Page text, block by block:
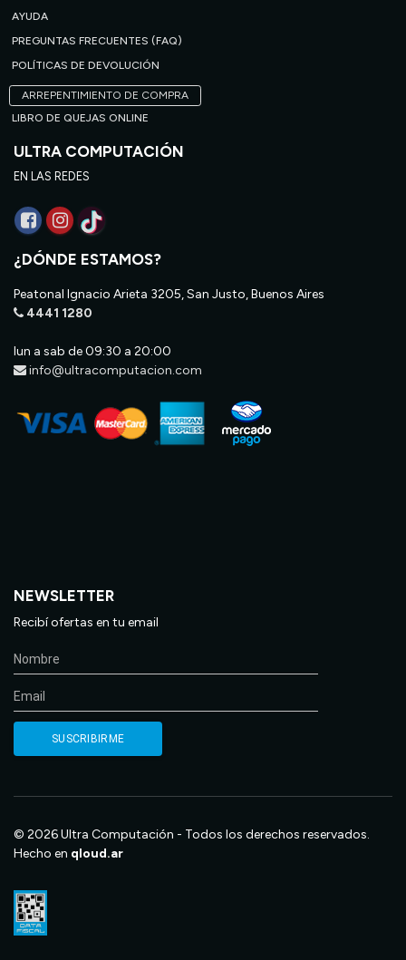
AYUDA
PREGUNTAS FRECUENTES (FAQ)
POLÍTICAS DE DEVOLUCIÓN
ARREPENTIMIENTO DE COMPRA
LIBRO DE QUEJAS ONLINE
ULTRA COMPUTACIÓN
EN LAS REDES
¿DÓNDE ESTAMOS?
Peatonal Ignacio Arieta 3205, San Justo, Buenos Aires
4441 1280
lun a sab de 09:30 a 20:00
info@ultracomputacion.com
NEWSLETTER
Recibí ofertas en tu email
© 2026 Ultra Computación - Todos los derechos reservados.
Hecho en qloud.ar